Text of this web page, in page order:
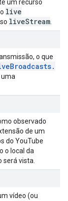
um recurso
live
liveStream
o que
Broadcasts.
observado
de um
do YouTube
o local da
vista.
vídeo (ou